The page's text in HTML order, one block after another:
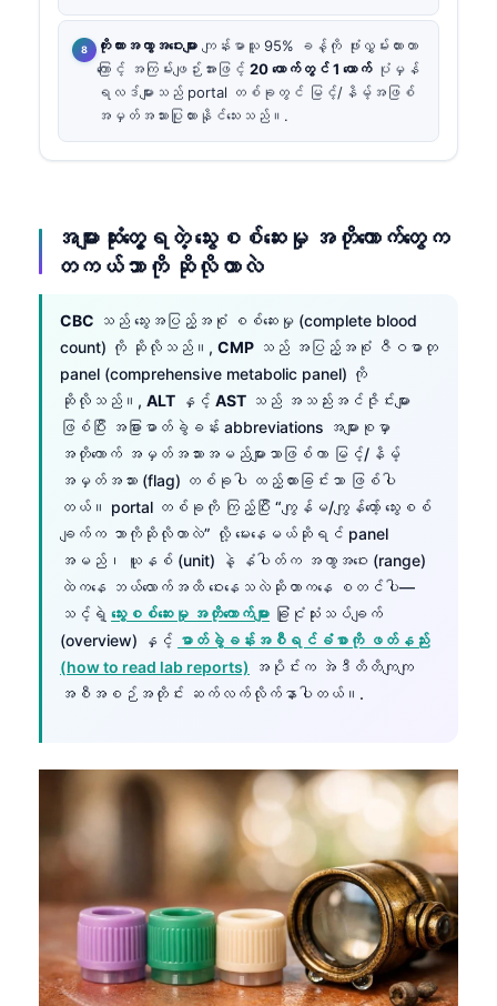
ကိုးကားအကွာအဝေးများ ကျန်းမာသူ 95% ခန့်ကို ဖုံးလွှမ်းထားတာ
ကြောင့် အကြမ်းဖျဉ်းအားဖြင့် 20 ယောက်တွင် 1 ယောက်ပုံမှန်
ရလဒ်များသည် portal တစ်ခုတွင် မြင့်/နိမ့်အဖြစ်
အမှတ်အသားပြုထားနိုင်သေးသည်။.
အများဆုံးတွေ့ရတဲ့ သွေးစစ်ဆေးမှု အတိုကောက်တွေက
တကယ်ဘာကို ဆိုလိုတာလဲ
CBC သည် သွေးအပြည့်အစုံ စစ်ဆေးမှု (complete blood
count) ကို ဆိုလိုသည်။, CMP သည် အပြည့်အစုံ ဇီဝဓာတု
panel (comprehensive metabolic panel) ကို
ဆိုလိုသည်။, ALT နှင့် AST သည် အသည်းအင်ဇိုင်းများ
ဖြစ်ပြီး အခြားဓာတ်ခွဲခန်း abbreviations အများစုမှာ
အတိုကောက် အမှတ်အသားအမည်များသာဖြစ်ကာ မြင့်/နိမ့်
အမှတ်အသား (flag) တစ်ခုပါ ထည့်ထားခြင်းသာ ဖြစ်ပါ
တယ်။ portal တစ်ခုကို ကြည့်ပြီး “ကျွန်မ/ကျွန်တော့် သွေးစစ်
ချက်က ဘာကိုဆိုလိုတာလဲ” လို့ မေးနေမယ်ဆိုရင် panel
အမည်၊ ယူနစ် (unit) နဲ့ နံပါတ်က အကွာအဝေး (range)
ထဲကနေ ဘယ်လောက်အထိ ဝေးနေသလဲဆိုတာကနေ စတင်ပါ—
သင့်ရဲ့ သွေးစစ်ဆေးမှု အတိုကောက်များ ခြုံငုံသုံးသပ်ချက်
(overview) နှင့် ဓာတ်ခွဲခန်းအစီရင်ခံစာကို ဖတ်နည်း
(how to read lab reports)
အပိုင်းက အဲဒီတိတိကျကျ
အစီအစဉ်အတိုင်း ဆက်လက်လိုက်နာပါတယ်။.